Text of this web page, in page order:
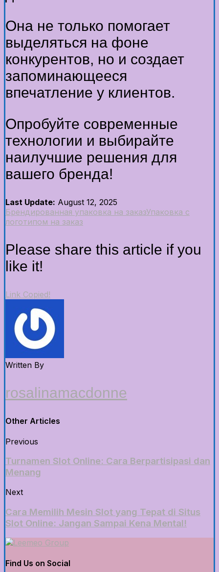
Она не только помогает
выделяться на фоне
конкурентов, но и создает
запоминающееся
впечатление у клиентов.
Опробуйте современные
технологии и выбирайте
наилучшие решения для
вашего бренда!
Last Update: August 12, 2025
Брендированная упаковка на заказУпаковка с
логотипом на заказ
Please share this article if you
like it!
Link Copied!
Written By
rosalinamacdonne
Other Articles
Previous
Turnamen Slot Online: Cara Berpartisipasi dan
Menang
Next
Cara Memilih Mesin Slot yang Tepat di Situs
Slot Online: Jangan Sampai Kena Mental!
Find Us on Social